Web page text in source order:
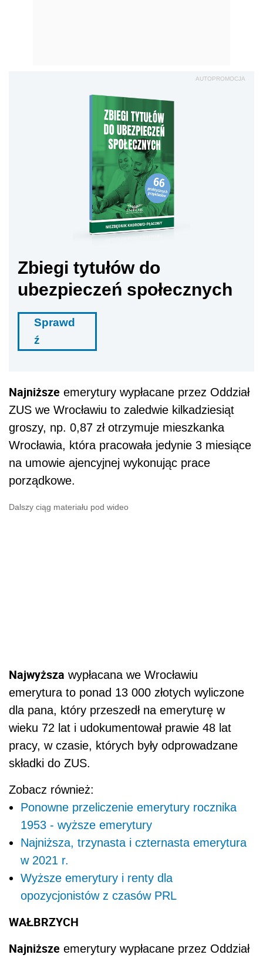
AUTOPROMOCJA
Zbiegi tytułów do
ubezpieczeń społecznych
Sprawd
ź
Najniższe emerytury wypłacane przez Oddział
ZUS we Wrocławiu to zaledwie kilkadziesiąt
groszy, np. 0,87 zł otrzymuje mieszkanka
Wrocławia, która pracowała jedynie 3 miesiące
na umowie ajencyjnej wykonując prace
porządkowe.
Dalszy ciąg materiału pod wideo
Najwyższa wypłacana we Wrocławiu
emerytura to ponad 13 000 złotych wyliczone
dla pana, który przeszedł na emeryturę w
wieku 72 lat i udokumentował prawie 48 lat
pracy, w czasie, których były odprowadzane
składki do ZUS.
Zobacz również:
Ponowne przeliczenie emerytury rocznika
1953 - wyższe emerytury
Najniższa, trzynasta i czternasta emerytura
w 2021 r.
Wyższe emerytury i renty dla
opozycjonistów z czasów PRL
WAŁBRZYCH
Najniższe emerytury wypłacane przez Oddział